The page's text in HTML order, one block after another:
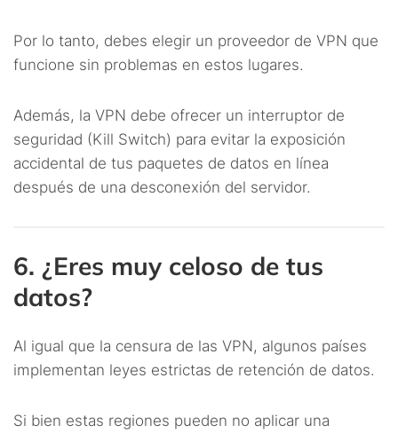
Por lo tanto, debes elegir un proveedor de VPN que
funcione sin problemas en estos lugares.
Además, la VPN debe ofrecer un interruptor de
seguridad (Kill Switch) para evitar la exposición
accidental de tus paquetes de datos en línea
después de una desconexión del servidor.
6. ¿Eres muy celoso de tus
datos?
Al igual que la censura de las VPN, algunos países
implementan leyes estrictas de retención de datos.
Si bien estas regiones pueden no aplicar una